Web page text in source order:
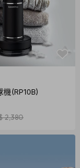
機(RP10B)
2,380